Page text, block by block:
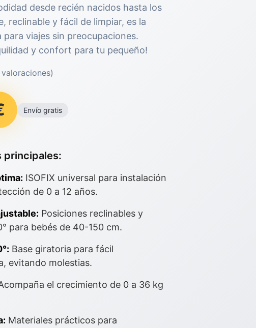
desde recién nacidos hasta los
reclinable y fácil de limpiar, es la
viajes sin preocupaciones.
y confort para tu pequeño!
valoraciones)
Envío gratis
principales:
ISOFIX universal para instalación
de 0 a 12 años.
Posiciones reclinables y
para bebés de 40-150 cm.
Base giratoria para fácil
evitando molestias.
el crecimiento de 0 a 36 kg
Materiales prácticos para